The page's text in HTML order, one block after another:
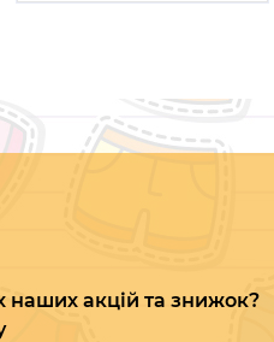
наших акцій та знижок?